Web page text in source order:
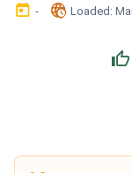
󰃶 - 󱉊 Loaded:
󰔔